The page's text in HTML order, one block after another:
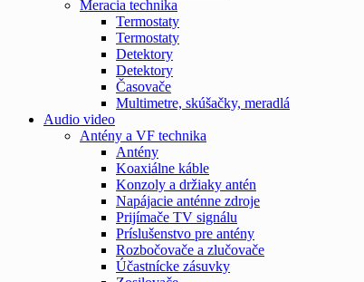
Meracia technika
Termostaty
Termostaty
Detektory
Detektory
Časovače
Multimetre, skúšačky, meradlá
Audio video
Antény a VF technika
Antény
Koaxiálne káble
Konzoly a držiaky antén
Napájacie anténne zdroje
Prijímače TV signálu
Príslušenstvo pre antény
Rozbočovače a zlučovače
Účastnícke zásuvky